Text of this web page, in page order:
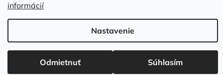
informácií
Nastavenie
Odmietnuť Súhlasím
Vytvoril Shoptet
Copyright 2026Clarina Music. Všetky práva vyhradené.Upraviť
nastavenie cookies